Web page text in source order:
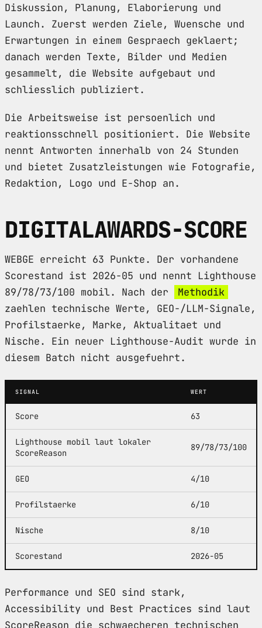
Diskussion, Planung, Elaborierung und
Launch. Zuerst werden Ziele, Wuensche und
Erwartungen in einem Gespraech geklaert;
danach werden Texte, Bilder und Medien
gesammelt, die Website aufgebaut und
schliesslich publiziert.
Die Arbeitsweise ist persoenlich und
reaktionsschnell positioniert. Die Website
nennt Antworten innerhalb von 24 Stunden
und bietet Zusatzleistungen wie Fotografie,
Redaktion, Logo und E-Shop an.
DIGITALAWARDS-SCORE
WEBGE erreicht 63 Punkte. Der vorhandene
Scorestand ist 2026-05 und nennt Lighthouse
89/78/73/100 mobil. Nach der
Methodik
zaehlen technische Werte, GEO-/LLM-Signale,
Profilstaerke, Marke, Aktualitaet und
Nische. Ein neuer Lighthouse-Audit wurde in
diesem Batch nicht ausgefuehrt.
SIGNAL WERT
Score 63
Lighthouse mobil laut lokaler
ScoreReason
89/78/73/100
GEO 4/10
Profilstaerke 6/10
Nische 8/10
Scorestand 2026-05
Performance und SEO sind stark,
Accessibility und Best Practices sind laut
ScoreReason die schwaecheren technischen